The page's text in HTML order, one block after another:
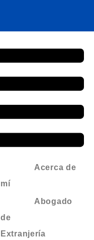
Acerca de
mí
Abogado
de
Extranjería